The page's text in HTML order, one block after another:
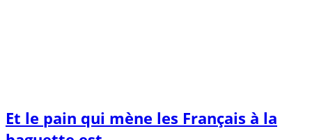
Et le pain qui mène les Français à la